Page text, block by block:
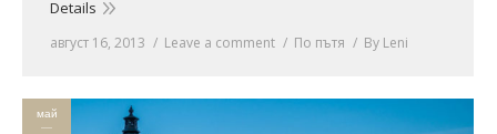
Details
август 16, 2013 Leave a comment По пътя By Leni
май